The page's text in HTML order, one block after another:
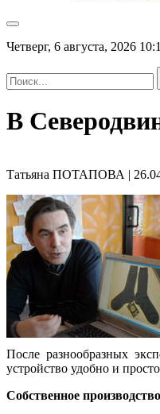
Четверг, 6 августа, 2026
В
Татьяна ПОТАПОВА |
После разнообразных
устройство удобно и
Собственное производство